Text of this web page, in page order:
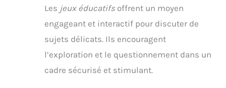
Les jeux éducatifs offrent un moyen
engageant et interactif pour discuter de
sujets délicats. Ils encouragent
l’exploration et le questionnement dans un
cadre sécurisé et stimulant.